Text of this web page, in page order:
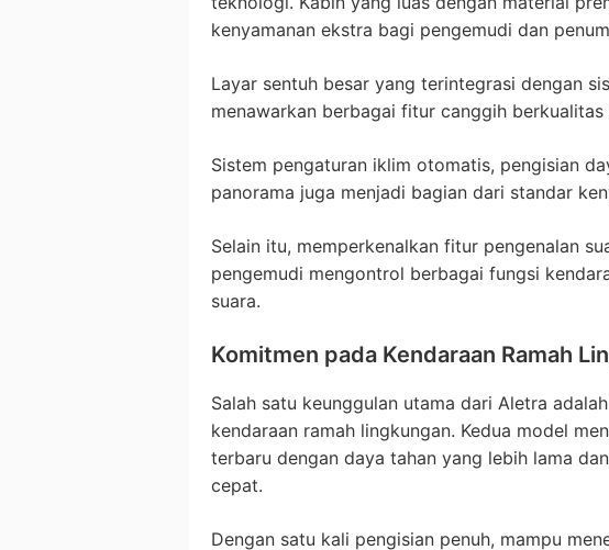
kenyamanan ekstra bagi pengemudi dan
Layar sentuh besar yang terintegrasi dengan
menawarkan berbagai fitur canggih berkualitas
Sistem pengaturan iklim otomatis, pengisian
panorama juga menjadi bagian dari standar
Selain itu, memperkenalkan fitur pengenalan
pengemudi mengontrol berbagai fungsi
suara.
Komitmen pada Kendaraan Ramah
Salah satu keunggulan utama dari Aletra
kendaraan ramah lingkungan. Kedua model
terbaru dengan daya tahan yang lebih lama
cepat.
Dengan satu kali pengisian penuh, mampu